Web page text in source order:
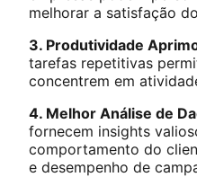
melhorar a satisfação
3. Produtividade
tarefas repetitivas
concentrem em
4. Melhor Análise de
fornecem insights
comportamento do
e desempenho de